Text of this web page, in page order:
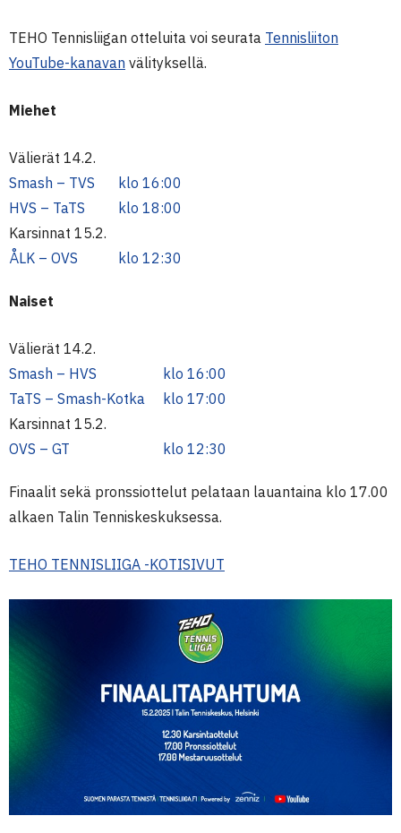
TEHO Tennisliigan otteluita voi seurata Tennisliiton
YouTube-kanavan välityksellä.
Miehet
Välierät 14.2.
Smash – TVS
klo 16:00
HVS – TaTS
klo 18:00
Karsinnat 15.2.
ÅLK – OVS
klo 12:30
Naiset
Välierät 14.2.
Smash – HVS
klo 16:00
TaTS – Smash-Kotka
klo 17:00
Karsinnat 15.2.
OVS – GT
klo 12:30
Finaalit sekä pronssiottelut pelataan lauantaina klo 17.00
alkaen Talin Tenniskeskuksessa.
TEHO TENNISLIIGA -KOTISIVUT